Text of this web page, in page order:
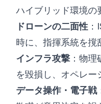
ハイブリッド環境の
ドローンの二面性
時に、指揮系統を撹
インフラ攻撃 ：物
を毀損し、オペレー
データ操作・電子戦